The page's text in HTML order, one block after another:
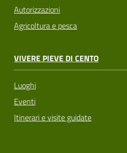
Autorizzazioni
Agricoltura e pesca
VIVERE PIEVE DI CENTO
Luoghi
Eventi
Itinerari e visite guidate